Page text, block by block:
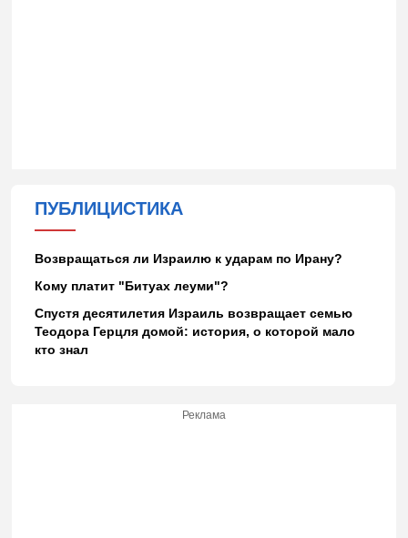
ПУБЛИЦИСТИКА
Возвращаться ли Израилю к ударам по Ирану?
Кому платит "Битуах леуми"?
Спустя десятилетия Израиль возвращает семью
Теодора Герцля домой: история, о которой мало
кто знал
Реклама